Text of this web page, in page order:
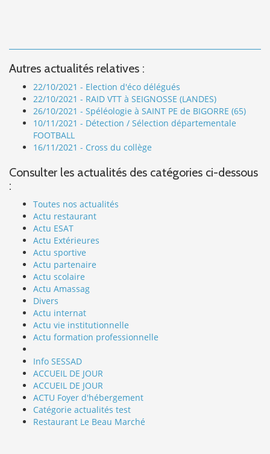
Autres actualités relatives :
22/10/2021 - Election d'éco délégués
22/10/2021 - RAID VTT à SEIGNOSSE (LANDES)
26/10/2021 - Spéléologie à SAINT PE de BIGORRE (65)
10/11/2021 - Détection / Sélection départementale
FOOTBALL
16/11/2021 - Cross du collège
Consulter les actualités des catégories ci-dessous
:
Toutes nos actualités
Actu restaurant
Actu ESAT
Actu Extérieures
Actu sportive
Actu partenaire
Actu scolaire
Actu Amassag
Divers
Actu internat
Actu vie institutionnelle
Actu formation professionnelle
Info SESSAD
ACCUEIL DE JOUR
ACCUEIL DE JOUR
ACTU Foyer d'hébergement
Catégorie actualités test
Restaurant Le Beau Marché